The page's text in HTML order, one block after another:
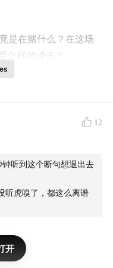
是在赌什么？在这场
怎样的冲击？
，也是为了化债
经济体面临更严重的
股？
12
听到这个断句想退出去
听虎嗅了，都这么离谱
开